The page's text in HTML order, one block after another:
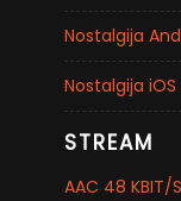
Nostalgija
Nostalgija
STREAM
AAC 48 KBIT/S